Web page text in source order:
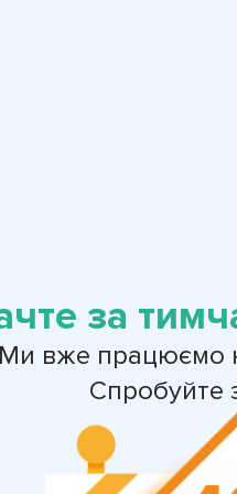
за
вже працюємо
Спробуйте